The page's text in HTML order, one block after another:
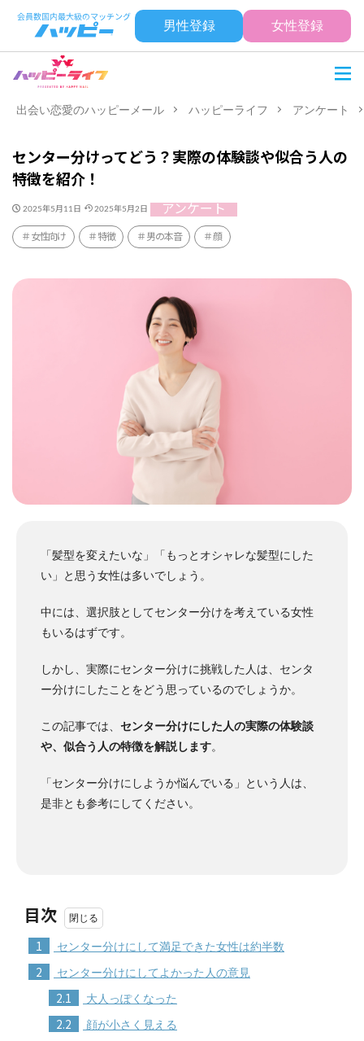
男性登録 女性登録
出会い恋愛のハッピーメール ハッピーライフ アンケート
センター分けってどう？実際の体験談や似合う人の
特徴を紹介！
2025年5月11日 2025年5月2日 アンケート
女性向け 特徴 男の本音 顔
「髪型を変えたいな」「もっとオシャレな髪型にした
い」と思う女性は多いでしょう。
中には、選択肢としてセンター分けを考えている女性
もいるはずです。
しかし、実際にセンター分けに挑戦した人は、センタ
ー分けにしたことをどう思っているのでしょうか。
この記事では、 センター分けにした人の実際の体験談
や、似合う人の特徴を解説します。
「センター分けにしようか悩んでいる」という人は、
是非とも参考にしてください。
目次
1 センター分けにして満足できた女性は約半数
2 センター分けにしてよかった人の意見
2.1 大人っぽくなった
2.2 顔が小さく見える